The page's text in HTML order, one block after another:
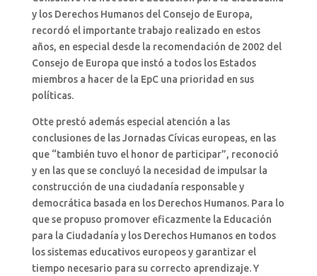
y los Derechos Humanos del Consejo de Europa,
recordó el importante trabajo realizado en estos
años, en especial desde la recomendación de 2002 del
Consejo de Europa que instó a todos los Estados
miembros a hacer de la EpC una prioridad en sus
políticas.
Otte prestó además especial atención a las
conclusiones de las Jornadas Cívicas europeas, en las
que “también tuvo el honor de participar”, reconoció
y en las que se concluyó la necesidad de impulsar la
construcción de una ciudadanía responsable y
democrática basada en los Derechos Humanos. Para lo
que se propuso promover eficazmente la Educación
para la Ciudadanía y los Derechos Humanos en todos
los sistemas educativos europeos y garantizar el
tiempo necesario para su correcto aprendizaje. Y